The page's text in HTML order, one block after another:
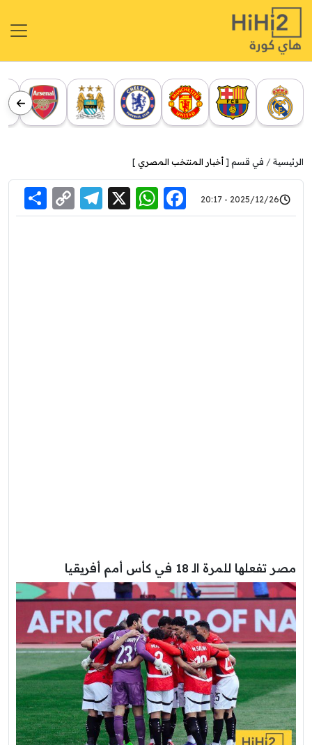
الرئيسية في قسم [ أخبار المنتخب المصري ]
2025/12/26 - 20:17
Facebook
WhatsApp
X
Link
مصر تفعلها للمرة الـ 18 في كأس أمم أفريقيا